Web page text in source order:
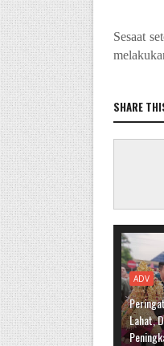
Sesaat
SHARE
ADV
Lahat,